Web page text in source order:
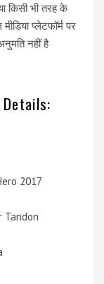
किसी भी तरह के
प्लेटफॉर्म पर
नहीं है
2017
Tandon